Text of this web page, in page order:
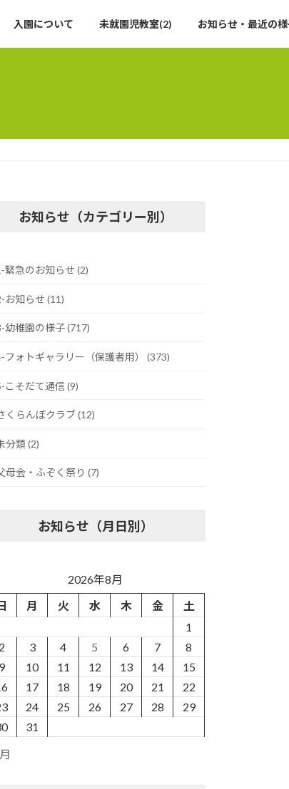
入園について 未就園児教室(2) お知らせ・最近の
お知らせ（カテゴリー別）
緊急のお知らせ (2)
お知らせ (11)
幼稚園の様子 (717)
フォトギャラリー（保護者用） (373)
こそだて通信 (9)
くらんぼクラブ (12)
分類 (2)
母会・ふぞく祭り (7)
お知らせ（月日別）
2026年8月
月 火 水 木 金
土
1
2
3 4 5 6 7
8
9
10 11 12 13 14
15
17 18 19 20 21
22
24 25 26 27 28
29
31